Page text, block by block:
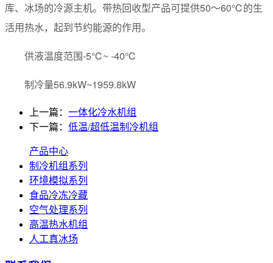
库、冰场的冷源主机。带热回收型产品可提供50～60℃的生
活用热水，起到节约能源的作用。
供液温度范围-5℃~ -40℃
制冷量56.9kW~1959.8kW
上一篇： 一体化冷水机组
下一篇： 低温/超低温制冷机组
产品中心
制冷机组系列
环境模拟系列
食品冷冻冷藏
空气处理系列
高温热水机组
人工真冰场